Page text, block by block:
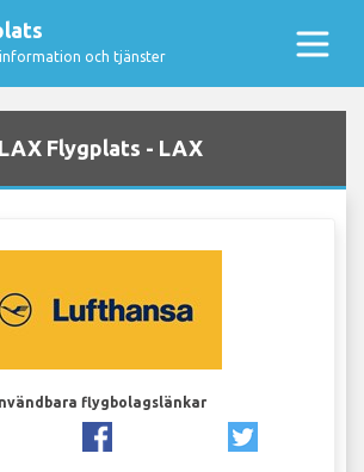
och tjänster
Flygplats - LAX
flygbolagslänkar